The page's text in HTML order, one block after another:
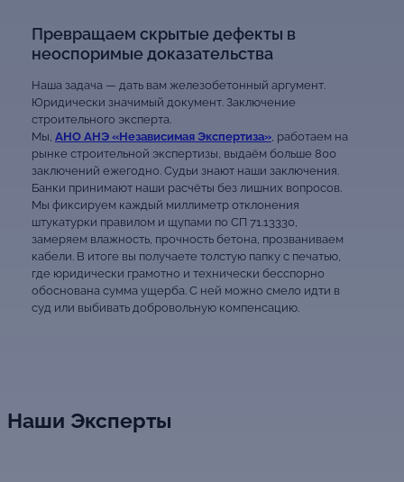
Превращаем скрытые дефекты в
неоспоримые доказательства
Наша задача — дать вам железобетонный аргумент.
Юридически значимый документ. Заключение
строительного эксперта.
Мы, АНО АНЭ «Независимая Экспертиза», работаем на
рынке строительной экспертизы, выдаём больше 800
заключений ежегодно. Судьи знают наши заключения.
Банки принимают наши расчёты без лишних вопросов.
Мы фиксируем каждый миллиметр отклонения
штукатурки правилом и щупами по СП 71.13330,
замеряем влажность, прочность бетона, прозваниваем
кабели. В итоге вы получаете толстую папку с печатью,
где юридически грамотно и технически бесспорно
обоснована сумма ущерба. С ней можно смело идти в
суд или выбивать добровольную компенсацию.
Наши Эксперты